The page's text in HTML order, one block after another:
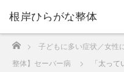
根岸ひらがな整体
ホーム
子どもに多い症状／女性
整体】セーバー病
「太っ